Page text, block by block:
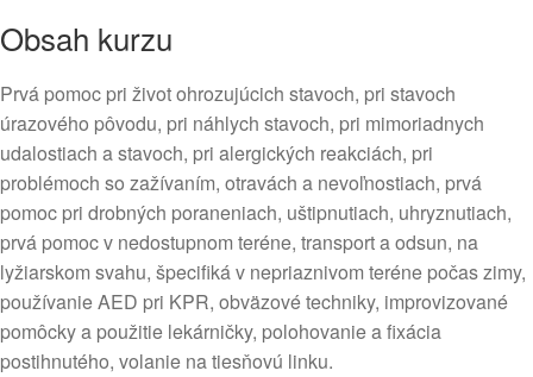
Obsah kurzu
Prvá pomoc pri život ohrozujúcich stavoch, pri stavoch
úrazového pôvodu, pri náhlych stavoch, pri mimoriadnych
udalostiach a stavoch, pri alergických reakciách, pri
problémoch so zažívaním, otravách a nevoľnostiach, prvá
pomoc pri drobných poraneniach, uštipnutiach, uhryznutiach,
prvá pomoc v nedostupnom teréne, transport a odsun, na
lyžiarskom svahu, špecifiká v nepriaznivom teréne počas zimy,
používanie AED pri KPR, obväzové techniky, improvizované
pomôcky a použitie lekárničky, polohovanie a fixácia
postihnutého, volanie na tiesňovú linku.